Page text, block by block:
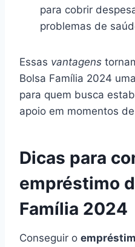
para cobrir
problemas de
Essas vantagens
Bolsa Família 2024
para quem busca
apoio em momentos
Dicas para
empréstimo
Família 2024
Conseguir o